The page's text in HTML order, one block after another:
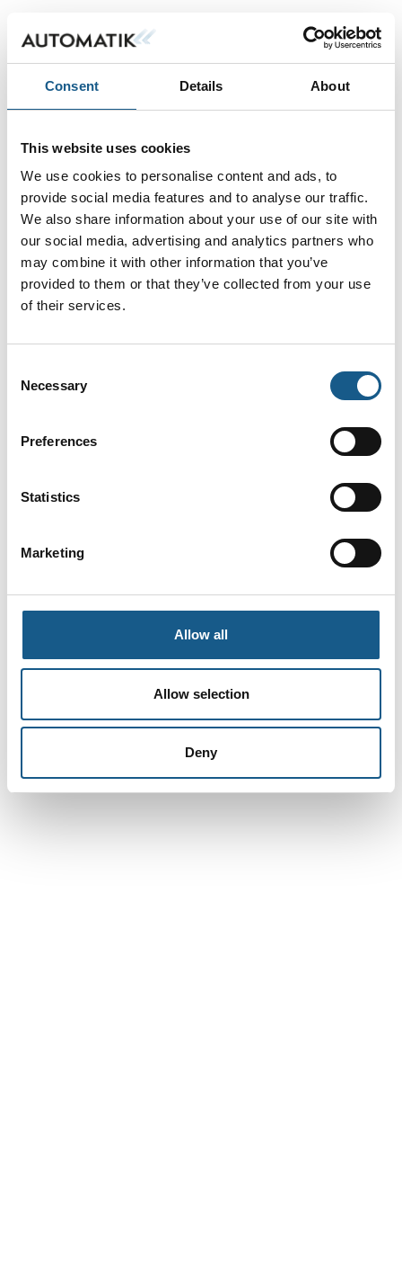
Consent Details About
This website uses cookies
We use cookies to personalise content and ads, to
provide social media features and to analyse our traffic.
We also share information about your use of our site with
our social media, advertising and analytics partners who
may combine it with other information that you’ve
provided to them or that they’ve collected from your use
of their services.
Selection
Necessary
Preferences
Statistics
Marketing
Allow all
Allow selection
Deny